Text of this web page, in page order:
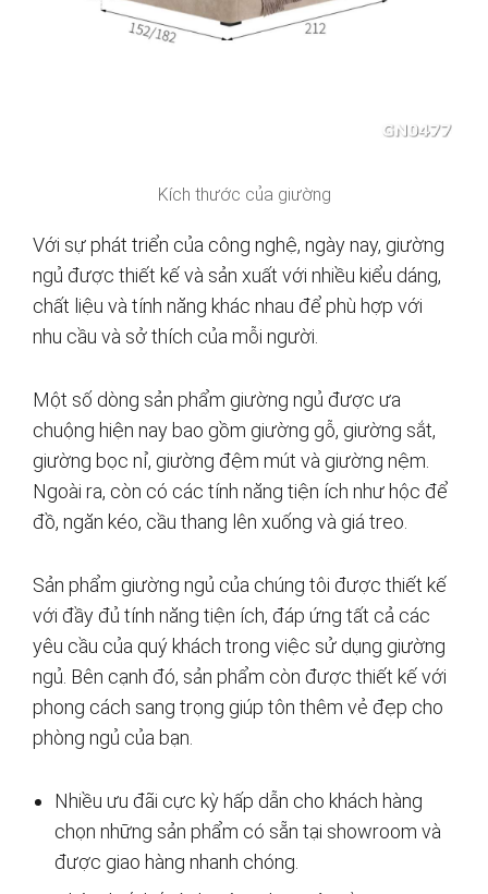
Kích thước của giường
Với sự phát triển của công nghệ, ngày nay, giường
ngủ được thiết kế và sản xuất với nhiều kiểu dáng,
chất liệu và tính năng khác nhau để phù hợp với
nhu cầu và sở thích của mỗi người.
Một số dòng sản phẩm giường ngủ được ưa
chuộng hiện nay bao gồm giường gỗ, giường sắt,
giường bọc nỉ, giường đệm mút và giường nệm.
Ngoài ra, còn có các tính năng tiện ích như hộc để
đồ, ngăn kéo, cầu thang lên xuống và giá treo.
Sản phẩm giường ngủ của chúng tôi được thiết kế
với đầy đủ tính năng tiện ích, đáp ứng tất cả các
yêu cầu của quý khách trong việc sử dụng giường
ngủ. Bên cạnh đó, sản phẩm còn được thiết kế với
phong cách sang trọng giúp tôn thêm vẻ đẹp cho
phòng ngủ của bạn.
Nhiều ưu đãi cực kỳ hấp dẫn cho khách hàng
chọn những sản phẩm có sẵn tại showroom và
được giao hàng nhanh chóng.